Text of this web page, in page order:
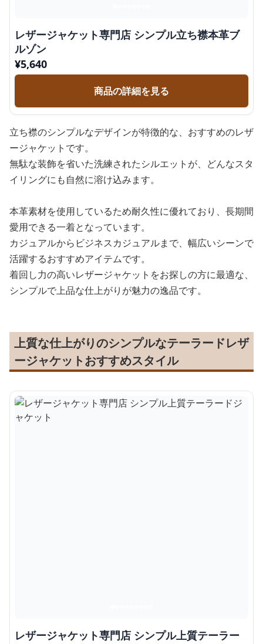
レザージャケット専門店 シンプル立ち襟本革ブ
ルゾン
¥5,640
商品の詳細を見る
立ち襟のシンプルなデザインが特徴的な、おすすめのレザ
ージャケットです。
無駄な装飾を省いた洗練されたシルエットが、どんなスタ
イリングにも自然に溶け込みます。
本革素材を使用しているため耐久性に優れており、長期間
愛用できる一着となっています。
カジュアルからビジネスカジュアルまで、幅広いシーンで
活躍するおすすめアイテムです。
着回し力の高いレザージャケットをお探しの方に最適な、
シンプルで上品な仕上がりが魅力の逸品です。
上質な仕上がりのシンプルなテーラードレザ
ージャケットおすすめスタイル
レザージャケット専門店 シンプル上質テーラー